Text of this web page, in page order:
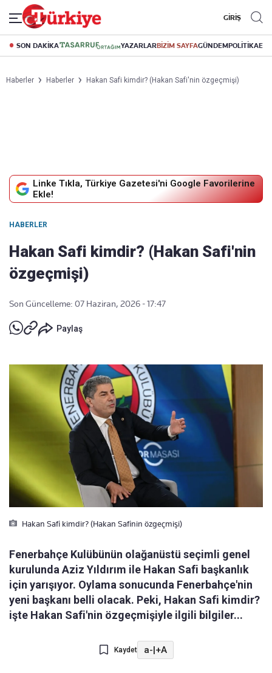
GİRİŞ
SON DAKİKA YAZARLARBİZİM SAYFAGÜNDEMPOLİTİKA
Haberler Haberler Hakan Safi kimdir? (Hakan Safi'nin özgeçmişi)
Linke Tıkla, Türkiye Gazetesi'ni Google Favorilerine
Ekle!
HABERLER
Hakan Safi kimdir? (Hakan Safi'nin
özgeçmişi)
Son Güncelleme: 07 Haziran, 2026 - 17:47
Paylaş
Hakan Safi kimdir? (Hakan Safinin özgeçmişi)
Fenerbahçe Kulübünün olağanüstü seçimli genel
kurulunda Aziz Yıldırım ile Hakan Safi başkanlık
için yarışıyor. Oylama sonucunda Fenerbahçe'nin
yeni başkanı belli olacak. Peki, Hakan Safi kimdir?
işte Hakan Safi'nin özgeçmişiyle ilgili bilgiler...
Kaydet a-|+A